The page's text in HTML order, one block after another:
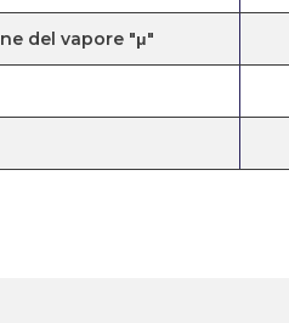
del vapore "μ"